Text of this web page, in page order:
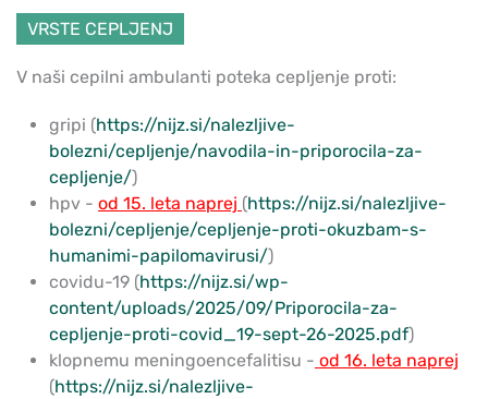
VRSTE CEPLJENJ
V naši cepilni ambulanti poteka cepljenje proti:
gripi (https://nijz.si/nalezljive-
bolezni/cepljenje/navodila-in-priporocila-za-
cepljenje/)
hpv - od 15. leta naprej (https://nijz.si/nalezljive-
bolezni/cepljenje/cepljenje-proti-okuzbam-s-
humanimi-papilomavirusi/)
covidu-19 (https://nijz.si/wp-
content/uploads/2025/09/Priporocila-za-
cepljenje-proti-covid_19-sept-26-2025.pdf)
klopnemu meningoencefalitisu - od 16. leta naprej
(https://nijz.si/nalezljive-